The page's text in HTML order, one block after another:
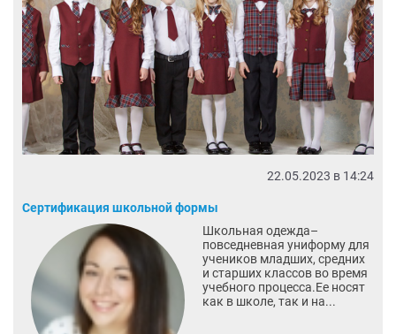
22.05.2023 в 14:24
Сертификация школьной формы
Школьная одежда–
повседневная униформу для
учеников младших, средних
и старших классов во время
учебного процесса.Ее носят
как в школе, так и на...